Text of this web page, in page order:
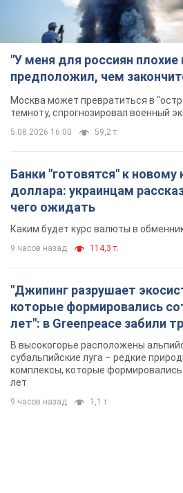
"У меня для россиян плохие
предположил, чем
Москва может превратиться в
темноту, спрогнозировал военный
5.08.2026 16:00 59,2 т.
Банки "готовятся" к новому
доллара: украинцам
чего ожидать
Каким будет курс валюты в
9 часов назад 114,3 т.
"Джипинг разрушает
которые формировались
лет": в Greenpeace забили
В высокогорье расположены
субальпийские луга – редкие
комплексы, которые
лет
9 часов назад 1,1 т.